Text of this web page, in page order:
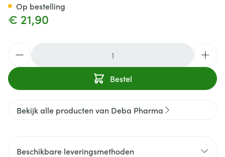
€ 21,90
Bestel
Op bestelling
Bekijk alle producten van Deba Pharma
Beschikbare leveringsmethoden